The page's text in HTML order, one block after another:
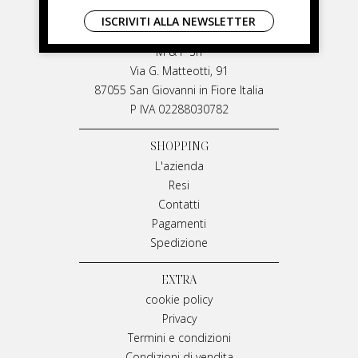
LIVIANA MIRARCHI
M & P Srl
Via G. Matteotti, 91
87055 San Giovanni in Fiore Italia
P IVA 02288030782
SHOPPING
L'azienda
Resi
Contatti
Pagamenti
Spedizione
EXTRA
cookie policy
Privacy
Termini e condizioni
ISCRIVITI ALLA NEWSLETTER